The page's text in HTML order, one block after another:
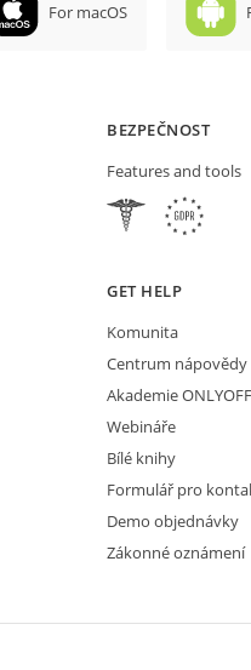
For macOS
BEZPEČNOST
Features and tools
GET HELP
Komunita
Centrum nápovědy
Akademie
Webináře
Bílé knihy
Formulář pro
Demo objednávky
Zákonné oznámení